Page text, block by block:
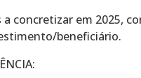
concretizar em 2025,
beneficiário.